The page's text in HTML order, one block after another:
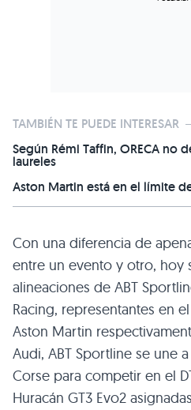
TAMBIÉN TE PUEDE INTERESAR
Según Rémi Taffin, ORECA no
laureles
Aston Martin está en el límite
Con una diferencia de
entre un evento y otro, hoy
alineaciones de ABT
Racing, representantes en
Aston Martin
Audi, ABT Sportline se une
Corse para competir en el
Huracán GT3 Evo2